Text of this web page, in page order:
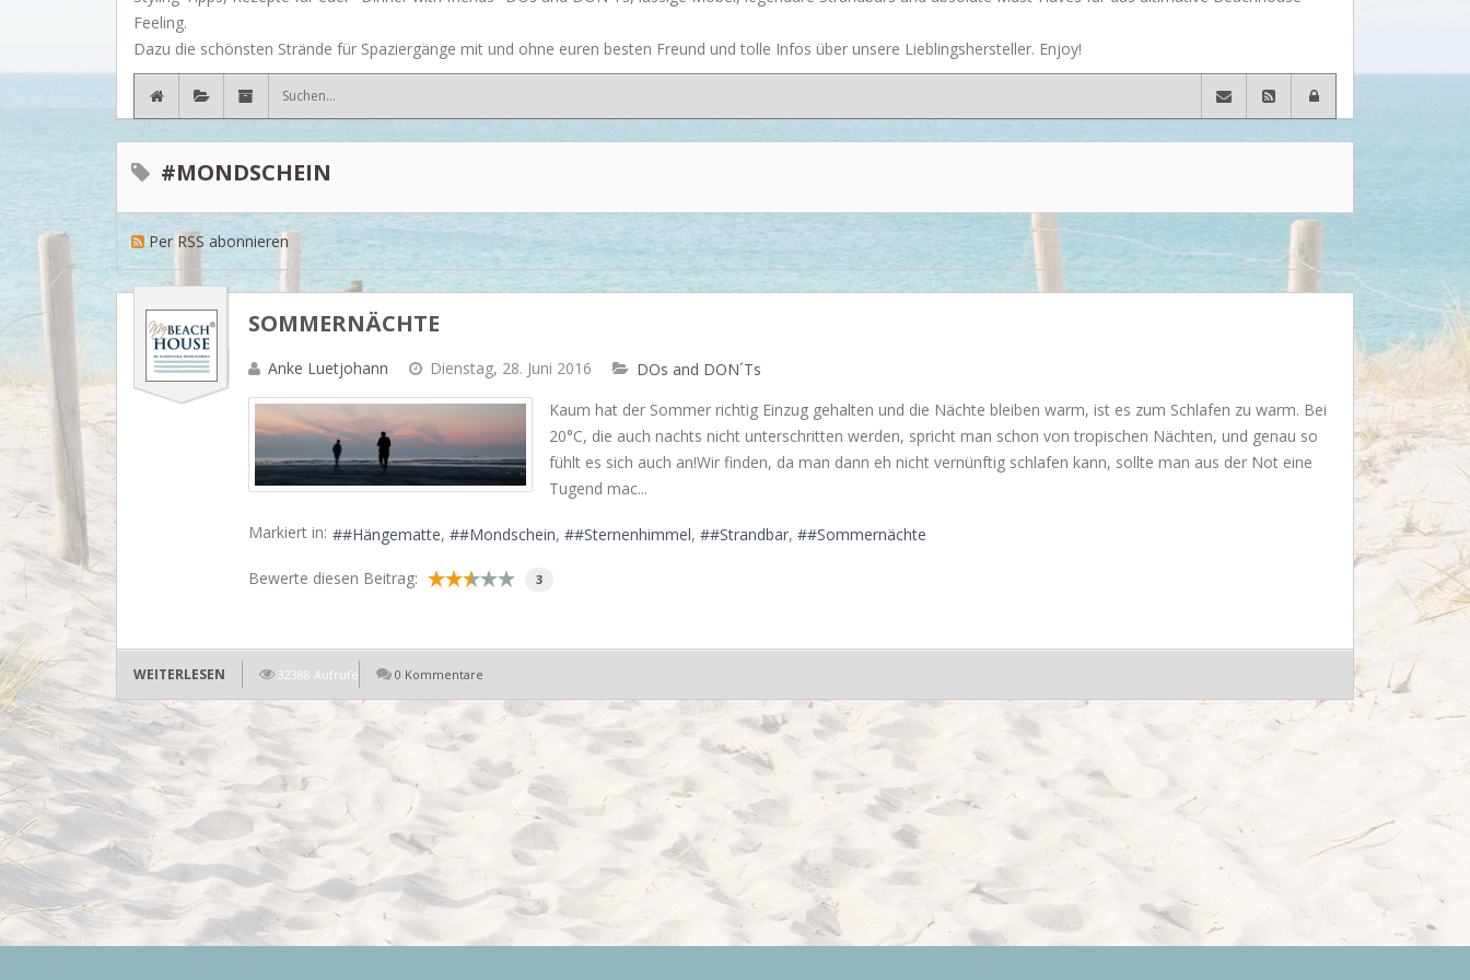
Ilse Jacobsen
Behind the scenes...
Events
Must have
Strände
Feeling.
Dazu die schönsten Strände für Spaziergänge mit und ohne euren besten Freund und tolle Infos über unsere Lieblingshersteller. Enjoy!
#MONDSCHEIN
Per RSS abonnieren
SOMMERNÄCHTE
Anke Luetjohann Dienstag, 28. Juni 2016
DOs and DON´Ts
Kaum hat der Sommer richtig Einzug gehalten und die Nächte bleiben warm, ist es zum Schlafen zu warm. Bei
20°C, die auch nachts nicht unterschritten werden, spricht man schon von tropischen Nächten, und genau so
fühlt es sich auch an!Wir finden, da man dann eh nicht vernünftig schlafen kann, sollte man aus der Not eine
Tugend mac...
Markiert in: #Hängematte #Mondschein #Sternenhimmel #Strandbar #Sommernächte
Bewerte diesen Beitrag: 3
WEITERLESEN 32388 Aufrufe 0 Kommentare